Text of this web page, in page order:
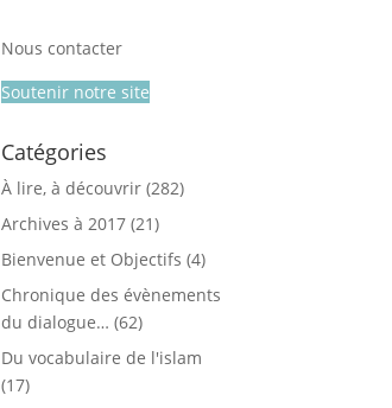
Nous contacter
Soutenir notre site
Catégories
À lire, à découvrir (282)
Archives à 2017 (21)
Bienvenue et Objectifs (4)
Chronique des évènements
du dialogue… (62)
Du vocabulaire de l'islam
(17)